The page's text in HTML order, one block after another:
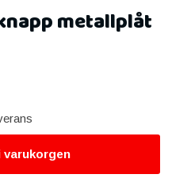
metallplåt
varukorgen